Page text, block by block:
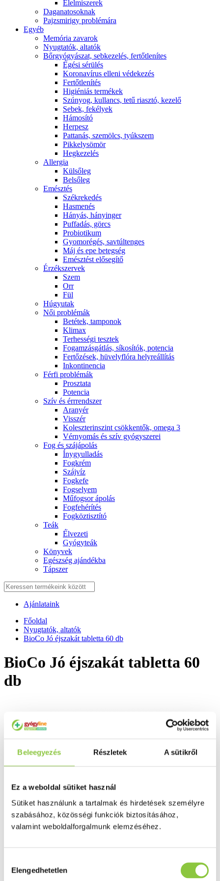
Beleegyezés Részletek A sütikről
Ez a weboldal sütiket használ
Sütiket használunk a tartalmak és hirdetések személyre
szabásához, közösségi funkciók biztosításához,
valamint weboldalforgalmunk elemzéséhez.
kiválasztása
Elengedhetetlen
É́lelmiszerek
Daganatosoknak
Pajzsmirigy problémára
Egyéb
Memória zavarok
Nyugtatók, altatók
Bőrgyógyászat, sebkezelés, fertőtlenítes
É́gési sérülés
Koronavírus elleni védekezés
Fertőtlenítés
Higiéniás termékek
Szúnyog, kullancs, tetű riasztó, kezelő
Sebek, fekélyek
Hámosító
Herpesz
Pattanás, szemölcs, tyúkszem
Pikkelysömör
Hegkezelés
Allergia
Külsőleg
Belsőleg
Emésztés
Székrekedés
Hasmenés
Hányás, hányinger
Puffadás, görcs
Probiotikum
Gyomorégés, savtúltenges
Máj és epe betegség
Emésztést elősegítő
Érzékszervek
Szem
Orr
Fül
Húgyutak
Női problémák
Betétek, tamponok
Klimax
Terhességi tesztek
Fogamzásgátlás, síkosítók, potencia
Fertőzések, hüvelyflóra helyreállítás
Inkontinencia
Férfi problémák
Prosztata
Potencia
Szív és érrrendszer
Aranyér
Visszér
Koleszterinszint csökkentők, omega 3
Vérnyomás és szív gyógyszerei
Fog és szájápolás
Í́nygyulladás
Fogkrém
Szájvíz
Fogkefe
Fogselyem
Műfogsor ápolás
Fogfehérítés
Fogköztisztító
Teák
É́lvezeti
Gyógyteák
Könyvek
Egészség ajándékba
Tápszer
Ajánlataink
Főoldal
Nyugtatók, altatók
BioCo Jó éjszakát tabletta 60 db
BioCo Jó éjszakát tabletta 60
db